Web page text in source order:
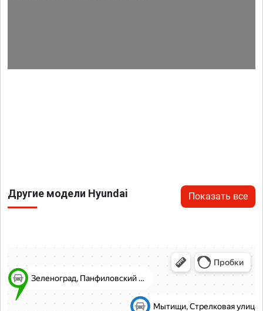
Другие модели Hyundai Показать все